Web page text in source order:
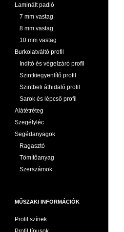
Laminált padló
7 mm vastag
8 mm vastag
10 mm vastag
Burkolatváltó profil
Indító és végelzáró profil
Szintkiegyenlítő profil
Szintbeli áthidaló profil
Sarok és lépcső profil
Alátétréteg
Szegélyléc
Segédanyagok
Ragasztó
Tömítőanyag
Szerszámok
MŰSZAKI INFORMÁCIÓK
Profil színek